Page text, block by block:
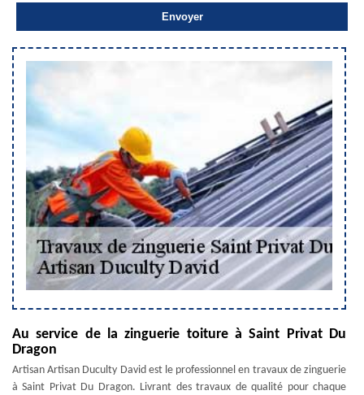
Au service de la zinguerie toiture à Saint Privat Du
Dragon
Artisan Artisan Duculty David est le professionnel en travaux de zinguerie
à Saint Privat Du Dragon. Livrant des travaux de qualité pour chaque